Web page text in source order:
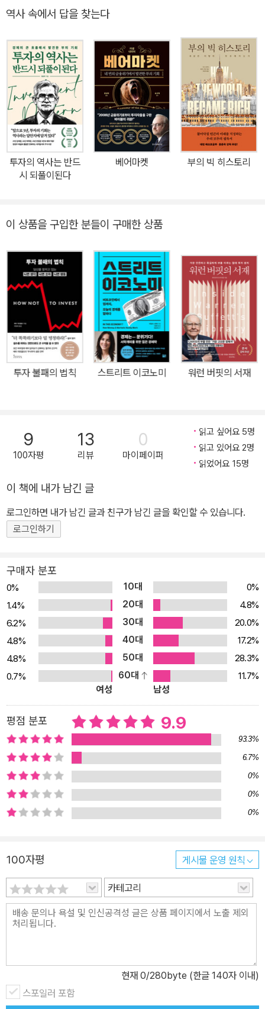
책으로 일어난다는 것이다. 하지만 이런 위기가 알려질 때 정치적 언
어와 뒤얽혀 진실이 교묘하게 가려진다고 설명한다. 만일 금융위기가
무작위로 발생하는 사건이라면 모든 국가가 동일한 빈도로 위기를 겪
어야 한다. 그러나 캐나다는 같은 기간 단 2번 일어났고 주요 은행의
파산은 없었다. 세계 역사를 보더라도 미국보다 금융위기를 많이 겪
은 나라는 아르헨티나뿐이다. 우리는 금융위기의 원인으로 기업의 과
도한 이익 추구나 은행의 부정 대출 등을 꼽는다. 하지만 저자는 정부
의 과도한 개입이나 잘못된 감독과 정책이 원인이라고 말한다. <불황
의 역사>는 정부의 감독과 개입이 어떻게 공황을 유발하는지, 이로
인해 발생한 경제적 고통을 완화하기 위해 어떻게 금융 체계를 바꿔
한 미국 최고의 금융 변호사이자 미국 금융의 살아있는 역사로 불리
기의 조짐은 어떻게 오는지, 그 위기의 조짐에 맞춰 개개인은 어떤 방
향으로 나아가야 할지 이 책을 통해 깨달음을 얻고 준비를 할 수 있을
것이다. 과거는 현재를 비추는 거울이기 때문이다.
역사 속에서 답을 찾는다
투자의 역사는 반드
시 되풀이된다
베어마켓 부의 빅 히스토리
이 상품을 구입한 분들이 구매한 상품
투자 불패의 법칙 스트리트 이코노미 워런 버핏의 서재
9
100자평
13
리뷰
0
마이페이퍼
읽고 싶어요 5명
읽고 있어요 2명
읽었어요 15명
이 책에 내가 남긴 글
로그인하면 내가 남긴 글과 친구가 남긴 글을 확인할 수 있습니다.
로그인하기
구매자 분포
0% 10대
0%
1.4%
20대
4.8%
6.2%
30대
20.0%
4.8%
40대
17.2%
4.8%
50대
28.3%
0.7%
60대
11.7%
여성
남성
평점 분포 9.9
93.3%
6.7%
0%
0%
0%
100자평 게시물 운영 원칙
카테고리
현재 0/280byte (한글 140자 이내)
스포일러 포함